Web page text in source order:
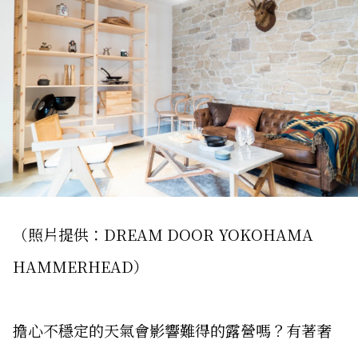
（照片提供：DREAM DOOR YOKOHAMA
HAMMERHEAD）
擔心不穩定的天氣會影響難得的露營嗎？有著奢